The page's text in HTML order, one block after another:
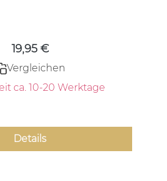
19,95 €
Vergleichen
ca. 10-20 Werktage
Details